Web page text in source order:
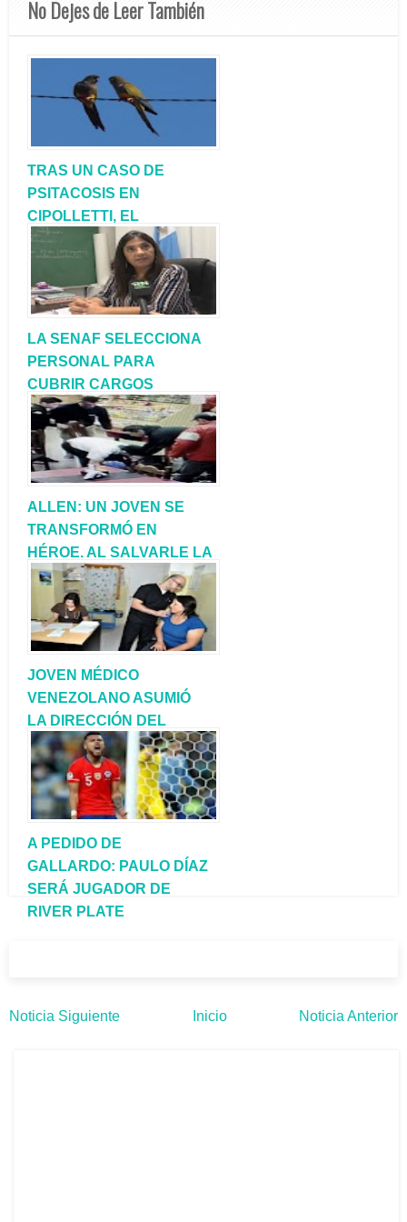
No Dejes de Leer También
TRAS UN CASO DE
PSITACOSIS EN
CIPOLLETTI, EL
MINISTERIO PÚBLICO
FISCAL REALIZÓ
ALLANAMIENTOS
LA SENAF SELECCIONA
PERSONAL PARA
CUBRIR CARGOS
ALLEN: UN JOVEN SE
TRANSFORMÓ EN
HÉROE. AL SALVARLE LA
VIDA A UN CAMIONERO
JOVEN MÉDICO
VENEZOLANO ASUMIÓ
LA DIRECCIÓN DEL
HOSPITAL DE COMALLO
A PEDIDO DE
GALLARDO: PAULO DÍAZ
SERÁ JUGADOR DE
RIVER PLATE
Noticia Siguiente Inicio Noticia Anterior